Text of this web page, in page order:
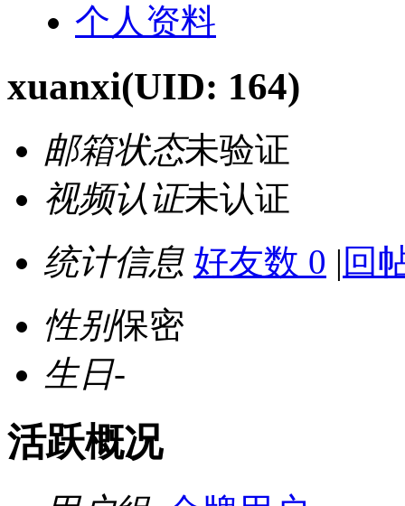
个人资料
xuanxi(UID: 164)
邮箱状态未验证
视频认证未认证
统计信息 好友数 0 | 回
性别保密
生日-
活跃概况